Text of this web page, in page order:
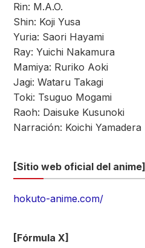
Rin: M.A.O.
Shin: Koji Yusa
Yuria: Saori Hayami
Ray: Yuichi Nakamura
Mamiya: Ruriko Aoki
Jagi: Wataru Takagi
Toki: Tsuguo Mogami
Raoh: Daisuke Kusunoki
Narración: Koichi Yamadera
[Sitio web oficial del anime]
hokuto-anime.com/
[Fórmula X]